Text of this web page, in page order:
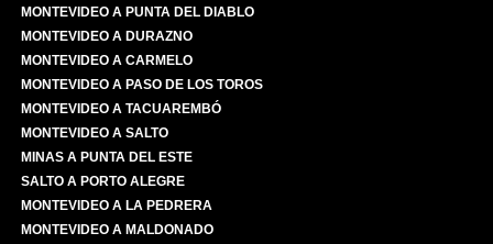
MONTEVIDEO A PUNTA DEL DIABLO
MONTEVIDEO A DURAZNO
MONTEVIDEO A CARMELO
MONTEVIDEO A PASO DE LOS TOROS
MONTEVIDEO A TACUAREMBÓ
MONTEVIDEO A SALTO
MINAS A PUNTA DEL ESTE
SALTO A PORTO ALEGRE
MONTEVIDEO A LA PEDRERA
MONTEVIDEO A MALDONADO